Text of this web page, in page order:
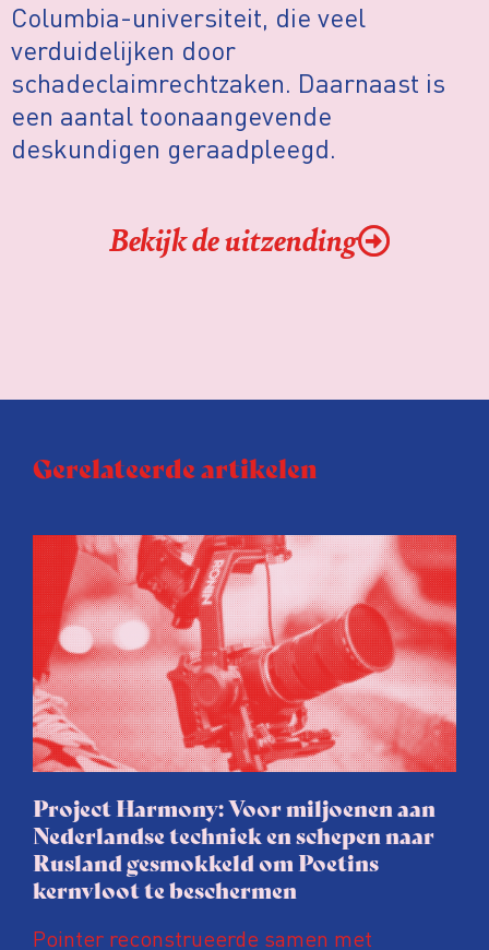
Columbia-universiteit, die veel
verduidelijken door
schadeclaimrechtzaken. Daarnaast is
een aantal toonaangevende
deskundigen geraadpleegd.
Bekijk de uitzending
Gerelateerde artikelen
Project Harmony: Voor miljoenen aan
Nederlandse techniek en schepen naar
Rusland gesmokkeld om Poetins
kernvloot te beschermen
Pointer reconstrueerde samen met